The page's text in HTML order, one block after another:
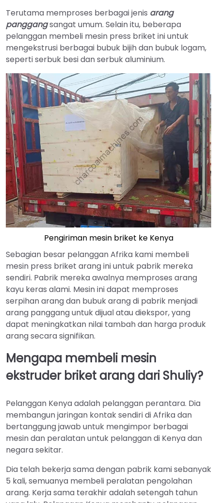
Terutama memproses berbagai jenis arang
panggangsangat umum. Selain itu, beberapa
pelanggan membeli mesin press briket ini untuk
mengekstrusi berbagai bubuk bijih dan bubuk logam,
seperti serbuk besi dan serbuk aluminium.
Pengiriman mesin briket ke Kenya
Sebagian besar pelanggan Afrika kami membeli
mesin press briket arang ini untuk pabrik mereka
sendiri. Pabrik mereka awalnya memproses arang
kayu keras alami. Mesin ini dapat memproses
serpihan arang dan bubuk arang di pabrik menjadi
arang panggang untuk dijual atau diekspor, yang
dapat meningkatkan nilai tambah dan harga produk
arang secara signifikan.
Mengapa membeli mesin
ekstruder briket arang dari Shuliy?
Pelanggan Kenya adalah pelanggan perantara. Dia
membangun jaringan kontak sendiri di Afrika dan
bertanggung jawab untuk mengimpor berbagai
mesin dan peralatan untuk pelanggan di Kenya dan
negara sekitar.
Dia telah bekerja sama dengan pabrik kami sebanyak
5 kali, semuanya membeli peralatan pengolahan
arang. Kerja sama terakhir adalah setengah tahun